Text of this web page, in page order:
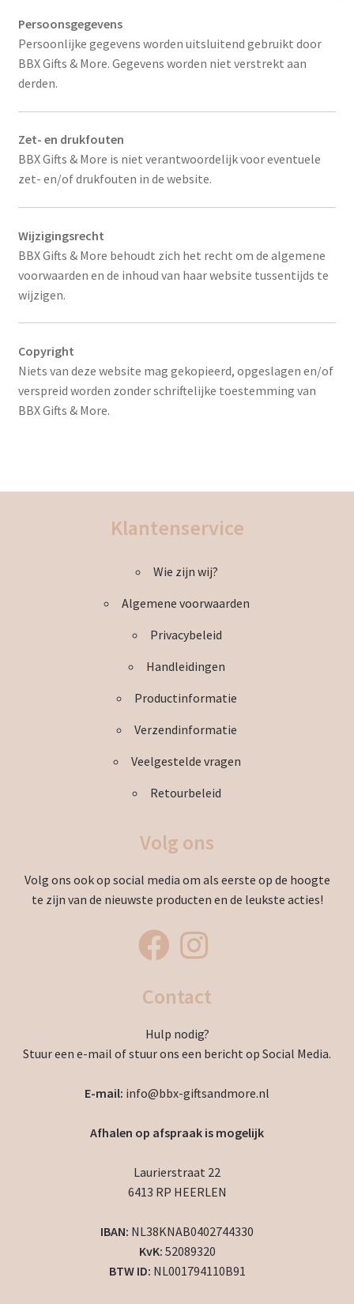
Persoonsgegevens
Persoonlijke gegevens worden uitsluitend gebruikt door
BBX Gifts & More. Gegevens worden niet verstrekt aan
derden.
Zet- en drukfouten
BBX Gifts & More is niet verantwoordelijk voor eventuele
zet- en/of drukfouten in de website.
Wijzigingsrecht
BBX Gifts & More behoudt zich het recht om de algemene
voorwaarden en de inhoud van haar website tussentijds te
wijzigen.
Copyright
Niets van deze website mag gekopieerd, opgeslagen en/of
verspreid worden zonder schriftelijke toestemming van
BBX Gifts & More.
Klantenservice
Wie zijn wij?
Algemene voorwaarden
Privacybeleid
Handleidingen
Productinformatie
Verzendinformatie
Veelgestelde vragen
Retourbeleid
Volg ons
Volg ons ook op social media om als eerste op de hoogte
te zijn van de nieuwste producten en de leukste acties!
Contact
Hulp nodig?
Stuur een e-mail of stuur ons een bericht op Social Media.
E-mail: info@bbx-giftsandmore.nl
Afhalen op afspraak is mogelijk
Laurierstraat 22
6413 RP HEERLEN
IBAN: NL38KNAB0402744330
KvK: 52089320
BTW ID: NL001794110B91